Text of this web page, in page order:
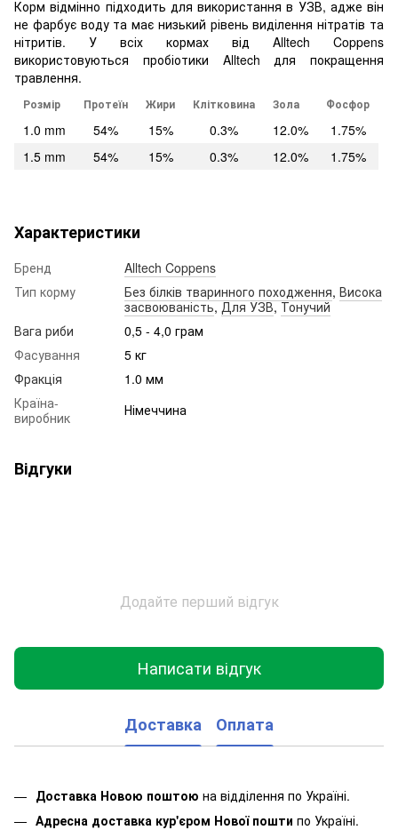
Корм відмінно підходить для використання в УЗВ, адже він
не фарбує воду та має низький рівень виділення нітратів та
нітритів. У всіх кормах від Alltech Coppens
використовуються пробіотики Alltech для покращення
травлення.
Розмір Протеїн Жири Клітковина Зола Фосфор
1.0 mm 54% 15% 0.3% 12.0%
1.75%
1.5 mm
54% 15% 0.3% 12.0% 1.75%
Характеристики
Бренд
Alltech Coppens
Тип корму
Без білків тваринного походження, Висока
засвоюваність,Для УЗВ,Тонучий
Вага риби
0,5 - 4,0 грам
Фасування
5 кг
Фракція
1.0 мм
Країна-
виробник
Німеччина
Відгуки
Додайте перший відгук
Написати відгук
Доставка Оплата
Доставка Новою поштою на відділення по Україні.
Адресна доставка кур'єром Нової пошти по Україні.